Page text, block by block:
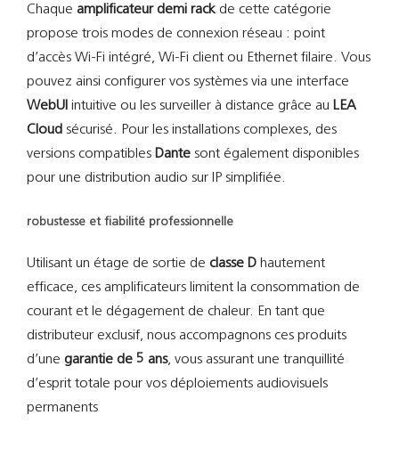
Chaque amplificateur demi rackde cette catégorie
propose trois modes de connexion réseau : point
d’accès Wi-Fi intégré, Wi-Fi client ou Ethernet filaire. Vous
pouvez ainsi configurer vos systèmes via une interface
WebUI intuitive ou les surveiller à distance grâce au LEA
Cloud sécurisé. Pour les installations complexes, des
versions compatibles Dante sont également disponibles
pour une distribution audio sur IP simplifiée.
robustesse et fiabilité professionnelle
Utilisant un étage de sortie de classe D hautement
efficace, ces amplificateurs limitent la consommation de
courant et le dégagement de chaleur. En tant que
distributeur exclusif, nous accompagnons ces produits
d’une garantie de 5 ans, vous assurant une tranquillité
d’esprit totale pour vos déploiements audiovisuels
permanents